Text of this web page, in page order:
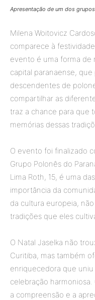
Apresentação de um dos
Milena Woitovicz
comparece à
evento é uma forma de
capital paranaense,
descendentes de
compartilhar as
traz a chance para que
memórias dessas
O evento foi finalizado
Grupo Polonês do
Lima Roth, 15, é uma
importância da
da cultura europeia,
tradições que eles
O Natal Jaselka não
Curitiba, mas também
enriquecedora que
celebração
a compreensão e a